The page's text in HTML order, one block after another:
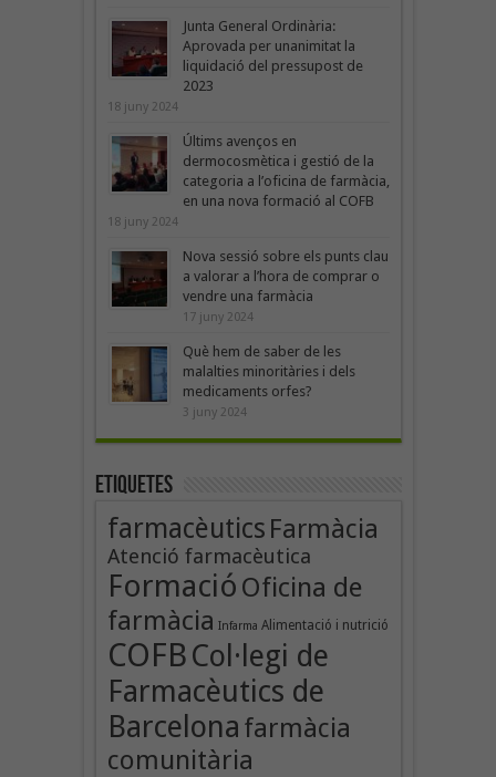
Junta General Ordinària:
Aprovada per unanimitat la
liquidació del pressupost de
2023
18 juny 2024
Últims avenços en
dermocosmètica i gestió de la
categoria a l’oficina de farmàcia,
en una nova formació al COFB
18 juny 2024
Nova sessió sobre els punts clau
a valorar a l’hora de comprar o
vendre una farmàcia
17 juny 2024
Què hem de saber de les
malalties minoritàries i dels
medicaments orfes?
3 juny 2024
Etiquetes
farmacèutics Farmàcia
Atenció farmacèutica
Formació Oficina de
farmàcia Infarma Alimentació i nutrició
COFBCol·legi de
Farmacèutics de
Barcelona farmàcia
comunitària